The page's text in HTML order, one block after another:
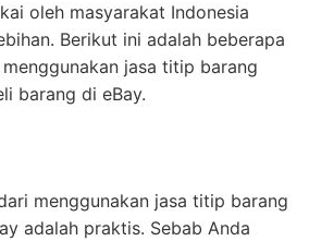
oleh masyarakat Indonesia
Berikut ini adalah beberapa
jasa titip barang
barang di eBay.
menggunakan jasa titip barang
adalah praktis. Sebab Anda